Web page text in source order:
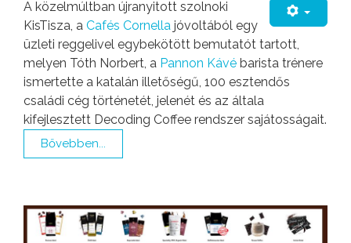
A közelmúltban újranyitott szolnoki
KisTisza, a Cafés Cornella jóvoltából egy
üzleti reggelivel egybekötött bemutatót tartott,
melyen Tóth Norbert, a Pannon Kávé barista trénere
ismertette a katalán illetőségű, 100 esztendős
családi cég történetét, jelenét és az általa
kifejlesztett Decoding Coffee rendszer sajátosságait.
Bővebben...